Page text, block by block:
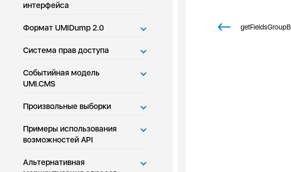
интерфейса
Формат UMIDump 2.0
Система прав доступа
Событийная модель
UMI.CMS
Произвольные выборки
Примеры использования
возможностей API
Альтернативная